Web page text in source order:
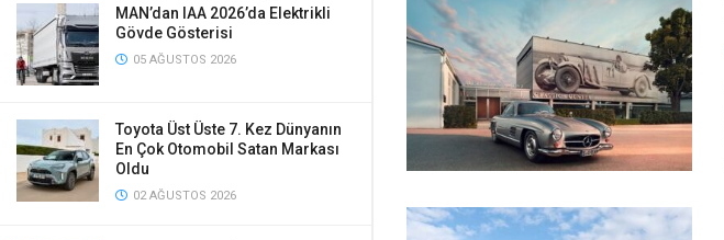
MAN’dan IAA 2026’da Elektrikli
Gövde Gösterisi
05 AĞUSTOS 2026
Toyota Üst Üste 7. Kez Dünyanın
En Çok Otomobil Satan Markası
Oldu
02 AĞUSTOS 2026